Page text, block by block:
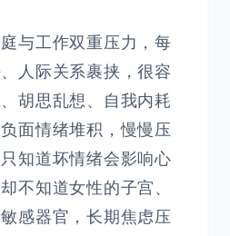
与工作双重压力，每
人际关系裹挟，很容
胡思乱想、自我内耗
面情绪堆积，慢慢压
知道坏情绪会影响心
不知道女性的子宫、
感器官，长期焦虑压